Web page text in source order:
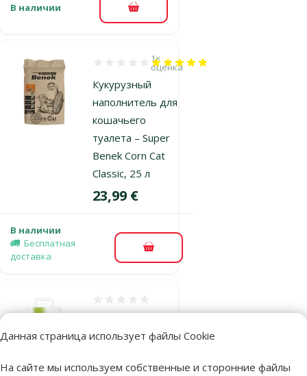
Данная страница использует файлы Cookie
На сайте мы используем собственные и сторонние файлы
В наличии В корзину
Кукурузный
наполнитель для
кошачьего
туалета – Super
Benek Corn Cat
Classic, 25 л
Оценка 100%, количество оценок: 1
1×
оценка
Цена
23,99 €
В наличии
Бесплатная
доставка
В корзину
Древесный
наполнитель
туалета –